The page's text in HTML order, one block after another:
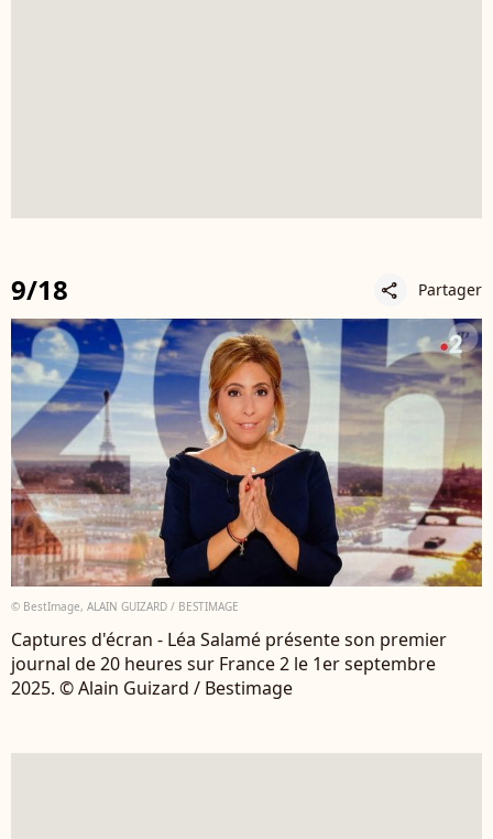
9/18 share Partager
© BestImage, ALAIN GUIZARD / BESTIMAGE
Captures d'écran - Léa Salamé présente son premier
journal de 20 heures sur France 2 le 1er septembre
2025. © Alain Guizard / Bestimage